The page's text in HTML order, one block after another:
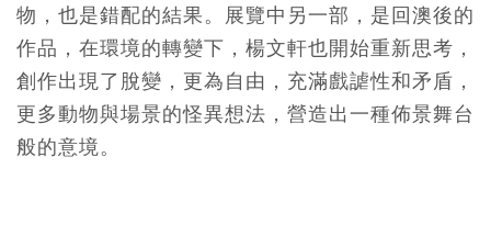
物，也是錯配的結果。展覽中另一部，是回澳後的
作品，在環境的轉變下，楊文軒也開始重新思考，
創作出現了脫變，更為自由，充滿戲謔性和矛盾，
更多動物與場景的怪異想法，營造出一種佈景舞台
般的意境。